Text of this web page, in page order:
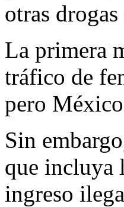
otras
La primera
tráfico de
pero
Sin
que incluya
ingreso